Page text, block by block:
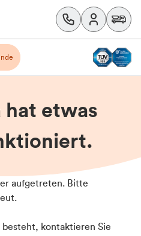
hat etwas
aufgetreten. Bitte
besteht, kontaktieren Sie